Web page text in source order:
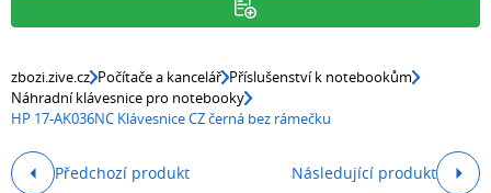
zbozi.zive.cz Počítače a kancelář Příslušenství k notebookům
Náhradní klávesnice pro notebooky
HP 17-AK036NC Klávesnice CZ černá bez rámečku
Předchozí produkt Následující produkt